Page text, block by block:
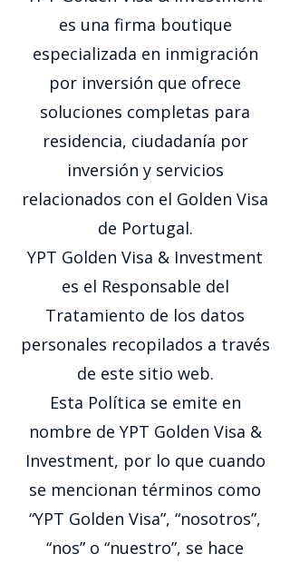
es una firma boutique
especializada en inmigración
por inversión que ofrece
soluciones completas para
residencia, ciudadanía por
inversión y servicios
relacionados con el Golden Visa
de Portugal.
YPT Golden Visa & Investment
es el Responsable del
Tratamiento de los datos
personales recopilados a través
de este sitio web.
Esta Política se emite en
nombre de YPT Golden Visa &
Investment, por lo que cuando
se mencionan términos como
“YPT Golden Visa”, “nosotros”,
“nos” o “nuestro”, se hace